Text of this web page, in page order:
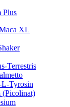
Plus
XL
Terrestris
Tyrosin
(Picolinat)